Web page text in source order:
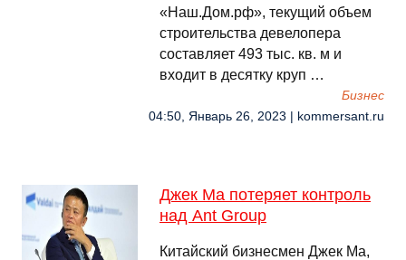
«Наш.Дом.рф», текущий объем
строительства девелопера
составляет 493 тыс. кв. м и
входит в десятку круп …
Бизнес
04:50, Январь 26, 2023 | kommersant.ru
Джек Ма потеряет контроль
над Ant Group
Китайский бизнесмен Джек Ма,